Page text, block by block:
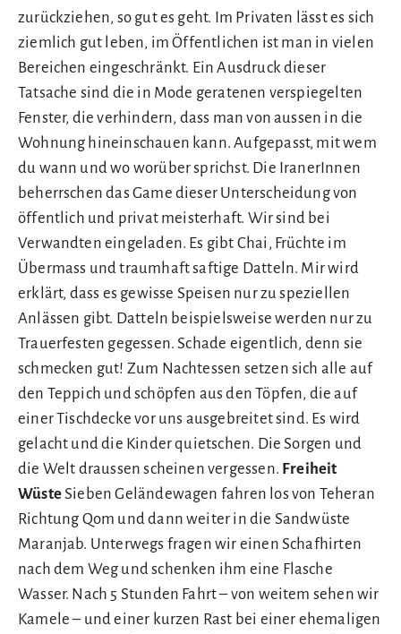
zurückziehen, so gut es geht. Im Privaten lässt es sich
ziemlich gut leben, im Öffentlichen ist man in vielen
Bereichen eingeschränkt. Ein Ausdruck dieser
Tatsache sind die in Mode geratenen verspiegelten
Fenster, die verhindern, dass man von aussen in die
Wohnung hineinschauen kann. Aufgepasst, mit wem
du wann und wo worüber sprichst. Die IranerInnen
beherrschen das Game dieser Unterscheidung von
öffentlich und privat meisterhaft. Wir sind bei
Verwandten eingeladen. Es gibt Chai, Früchte im
Übermass und traumhaft saftige Datteln. Mir wird
erklärt, dass es gewisse Speisen nur zu speziellen
Anlässen gibt. Datteln beispielsweise werden nur zu
Trauerfesten gegessen. Schade eigentlich, denn sie
schmecken gut! Zum Nachtessen setzen sich alle auf
den Teppich und schöpfen aus den Töpfen, die auf
einer Tischdecke vor uns ausgebreitet sind. Es wird
gelacht und die Kinder quietschen. Die Sorgen und
die Welt draussen scheinen vergessen. Freiheit
WüsteSieben Geländewagen fahren los von Teheran
Richtung Qom und dann weiter in die Sandwüste
Maranjab. Unterwegs fragen wir einen Schafhirten
nach dem Weg und schenken ihm eine Flasche
Wasser. Nach 5 Stunden Fahrt – von weitem sehen wir
Kamele – und einer kurzen Rast bei einer ehemaligen